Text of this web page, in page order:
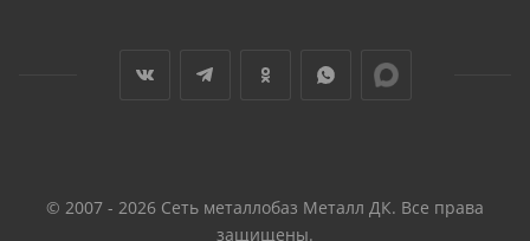
© 2007 - 2026 Сеть металлобаз Металл ДК. Все права
защищены.